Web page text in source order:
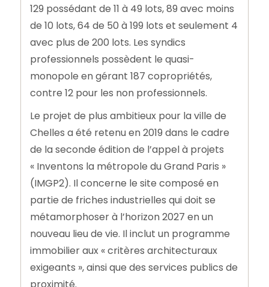
129 possédant de 11 à 49 lots, 89 avec moins
de 10 lots, 64 de 50 à 199 lots et seulement 4
avec plus de 200 lots. Les syndics
professionnels possèdent le quasi-
monopole en gérant 187 copropriétés,
contre 12 pour les non professionnels.
Le projet de plus ambitieux pour la ville de
Chelles a été retenu en 2019 dans le cadre
de la seconde édition de l’appel à projets
« Inventons la métropole du Grand Paris »
(IMGP2). Il concerne le site composé en
partie de friches industrielles qui doit se
métamorphoser à l’horizon 2027 en un
nouveau lieu de vie. Il inclut un programme
immobilier aux « critères architecturaux
exigeants », ainsi que des services publics de